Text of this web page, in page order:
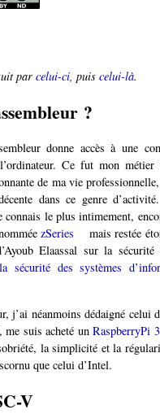
par celui-ci, puis celui-là.
?
donne accès à une
Ce fut mon métier
de ma vie
dans ce genre
connais le plus intimement,
zSeries
mais restée
Elaassal sur la
sécurité des systèmes
j’ai néanmoins dédaigné
me suis acheté unRaspberryPi 3
la simplicité et la
que celui d’Intel.
V